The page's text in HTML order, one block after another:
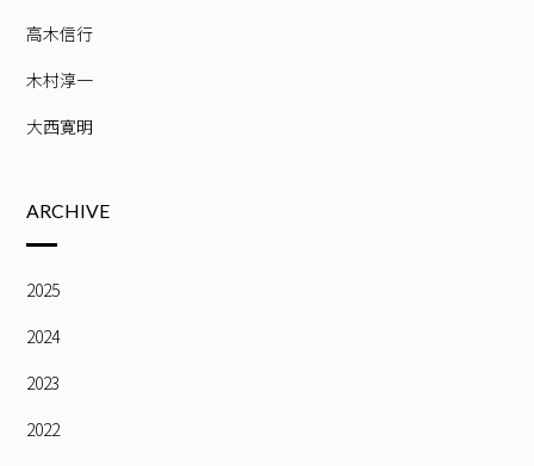
高木信行
木村淳一
大西寛明
ARCHIVE
2025
2024
2023
2022